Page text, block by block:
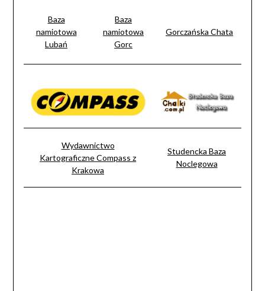
Baza
namiotowa
Lubań
Baza
namiotowa
Gorc
Gorczańska Chata
Wydawnictwo
Kartograficzne Compass z
Krakowa
Studencka Baza
Noclegowa